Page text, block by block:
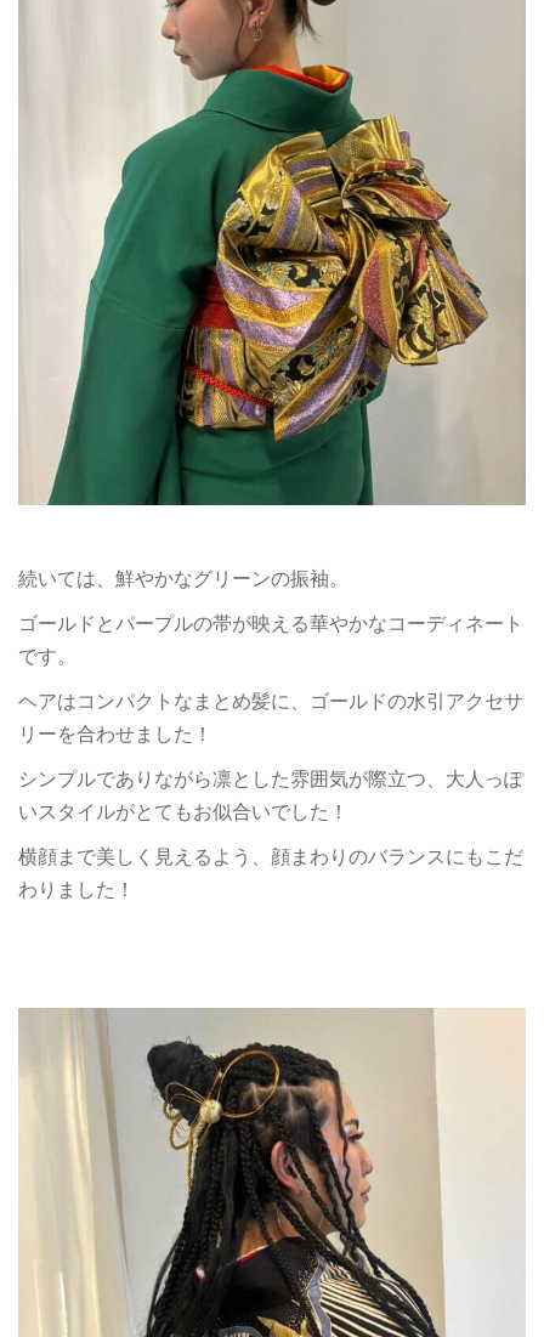
続いては、鮮やかなグリーンの振袖。
ゴールドとパープルの帯が映える華やかなコーディネート
です。
ヘアはコンパクトなまとめ髪に、ゴールドの水引アクセサ
リーを合わせました！
シンプルでありながら凛とした雰囲気が際立つ、大人っぽ
いスタイルがとてもお似合いでした！
横顔まで美しく見えるよう、顔まわりのバランスにもこだ
わりました！